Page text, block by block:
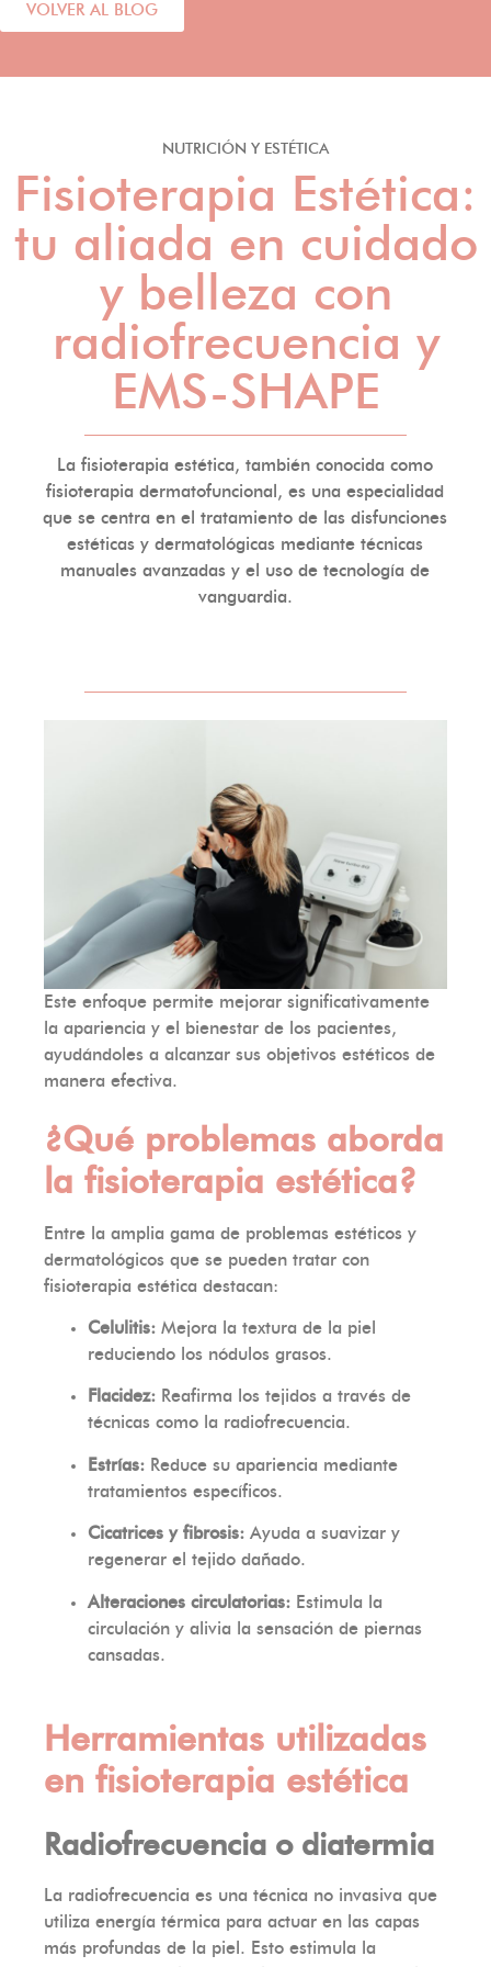
VOLVER AL BLOG
NUTRICIÓN Y ESTÉTICA
Fisioterapia Estética:
tu aliada en cuidado
y belleza con
radiofrecuencia y
EMS-SHAPE
La fisioterapia estética, también conocida como
fisioterapia dermatofuncional, es una especialidad
que se centra en el tratamiento de las disfunciones
estéticas y dermatológicas mediante técnicas
manuales avanzadas y el uso de tecnología de
vanguardia.
Este enfoque permite mejorar significativamente
la apariencia y el bienestar de los pacientes,
ayudándoles a alcanzar sus objetivos estéticos de
manera efectiva.
¿Qué problemas aborda
la fisioterapia estética?
Entre la amplia gama de problemas estéticos y
dermatológicos que se pueden tratar con
fisioterapia estética destacan:
Celulitis: Mejora la textura de la piel
reduciendo los nódulos grasos.
Flacidez: Reafirma los tejidos a través de
técnicas como la radiofrecuencia.
Estrías: Reduce su apariencia mediante
tratamientos específicos.
Cicatrices y fibrosis: Ayuda a suavizar y
regenerar el tejido dañado.
Alteraciones circulatorias: Estimula la
circulación y alivia la sensación de piernas
cansadas.
Herramientas utilizadas
en fisioterapia estética
Radiofrecuencia o diatermia
La radiofrecuencia es una técnica no invasiva que
utiliza energía térmica para actuar en las capas
más profundas de la piel. Esto estimula la